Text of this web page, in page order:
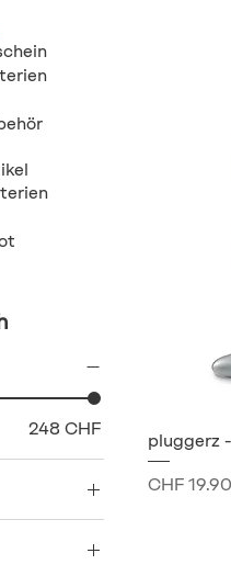
248 CHF
pluggerz
Preis
CHF 19.90